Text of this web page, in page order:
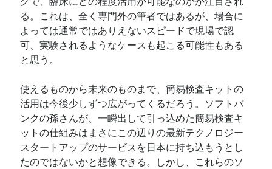
る。これは、全く専門外の筆者ではあるが、場合に
よっては通常ではありえないスピードで現場で認
可、実験されるようなケースも起こる可能性もある
と思う。
使えるものから未来のものまで、簡易検査キットの
活用は今後少しずつ広がってくるだろう。ソフトバ
ンクの孫さんが、一瞬出して引っ込めた簡易検査キ
ットの仕組みはまさにこの辺りの最新テクノロジー
スタートアップのサービスを日本に持ち込もうとし
たのではないかと想像できる。しかし、これらのソ